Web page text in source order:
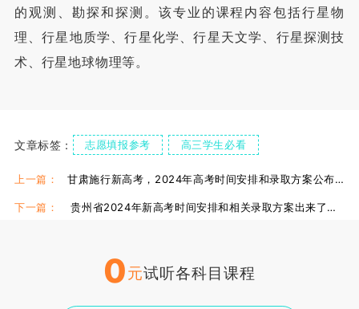
的观测、勘探和探测。该专业的课程内容包括行星物
理、行星地质学、行星化学、行星天文学、行星探测技
术、行星地球物理等。
文章标签： 志愿填报参考 高三学生必看
高中生必看
上一篇： 甘肃施行新高考，2024年高考时间安排和录取方案公布了吗？
下一篇： 贵州省2024年新高考时间安排和相关录取方案出来了吗？
0元试听各科目课程